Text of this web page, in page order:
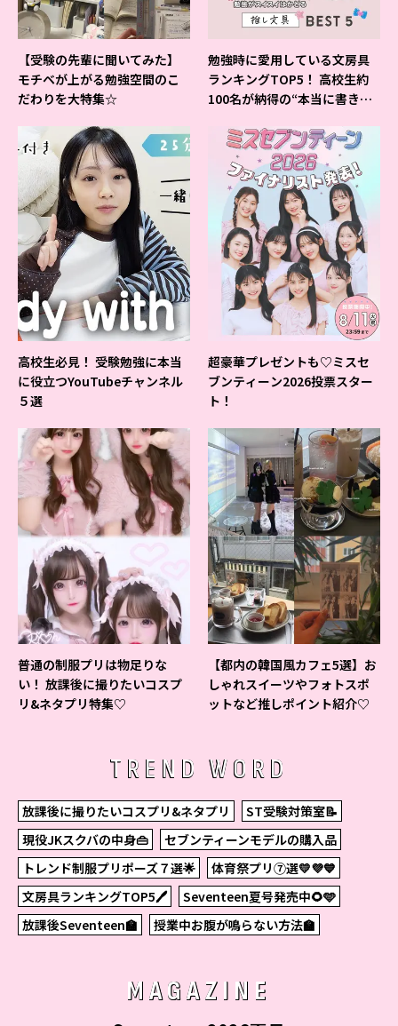
【受験の先輩に聞いてみた】
モチベが上がる勉強空間のこ
だわりを大特集☆
勉強時に愛用している文房具
ランキングTOP5！ 高校生約
100名が納得の“本当に書きや
高校生必見！ 受験勉強に本当
に役立つYouTubeチャンネル
５選
超豪華プレゼントも♡ミスセ
ブンティーン2026投票スター
ト！
普通の制服プリは物足りな
い！ 放課後に撮りたいコスプ
リ&ネタプリ特集♡
【都内の韓国風カフェ5選】お
しゃれスイーツやフォトスポ
ットなど推しポイント紹介♡
TREND WORD
放課後に撮りたいコスプリ&ネタプリ
ST受験対策室📝
現役JKスクバの中身👜
セブンティーンモデルの購入品
トレンド制服プリポーズ７選🌟
体育祭プリ⑦選💛💜💙
文房具ランキングTOP5🖊
Seventeen夏号発売中🌻🩵
放課後Seventeen🏫
授業中お腹が鳴らない方法🏫
MAGAZINE